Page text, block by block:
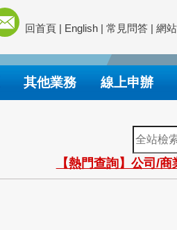
回首頁 | English | 常見問答 | 網
其他業務 線上申辦
全
站
檢
索
【熱門查詢】公司/